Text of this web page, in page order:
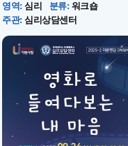
영역 : 심리 분류: 워크숍
주관: 심리상담센터
운영 시작 일시
운영 종료 일시: 2025.09.24(수)
컨버전스홀 B123호, 상담
‘우리들’ 영화를 함께 감상
고, 등장인물의 모습을 통해 자
삶을 성찰해 보는 시간을 제공합
다. 주요활동은 영화감상, 워크
작성, 액자 꾸미기로 구성되어